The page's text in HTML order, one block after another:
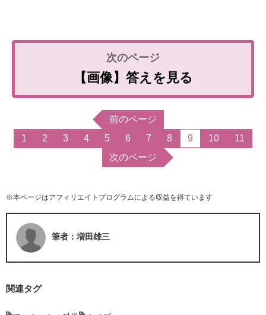
【画像】答えを見る
前のページ
1
2 3 4 5 6 7 8 9 10
11
次のページ
※本ページはアフィリエイトプログラムによる収益を得ています
筆者：増田雄三
関連タグ